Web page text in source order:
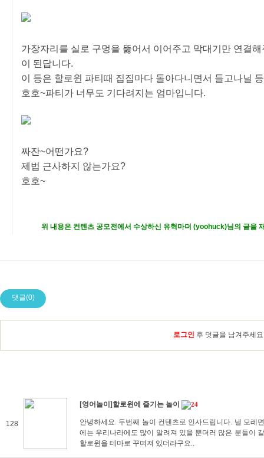
가장자리를 실로 구멍을 뚫어서 이어주고 막대기만 연결
이 된답니다.
이 등은 할로윈 파티때 집집마다 돌아다니면서 들고나닐
호호~파티가 너무도 기다려지는 엄마입니다.
짜잔~어떤가요?
제법 근사하지 않는가요?
호호~
위 내용은 컨텐츠 공모전에서 수상하신 유혁마더 (yoohuck)님의 글을
댓글(0)
로그인 후 덧글을 남겨주세요
128
[영어놀이]할로윈에 즐기는 놀이 24
안녕하세요. 두번째 놀이 컨텐츠로 인사드립니다. 낼 모레
에는 우리나라에도 많이 알려져 있을 뿐더러 많은 분들이
할로윈을 테마로 꾸며져 있더라구요..